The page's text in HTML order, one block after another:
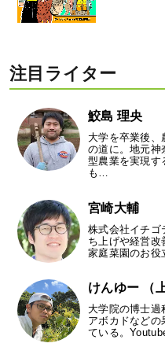
注目ライター
鮫島 理央
大学を卒業後、
の道に。地元神
型農業を実現す
も…
宮崎大輔
株式会社イチゴ
ち上げや経営改
家庭菜園のお役
けんゆー （
大学院の博士過
アボカドなどの
ている。